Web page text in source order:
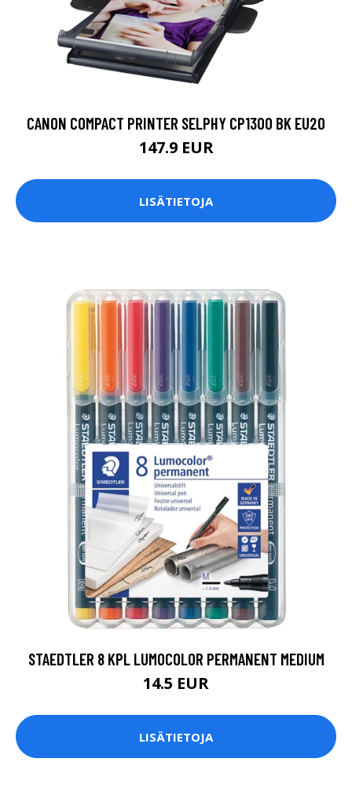
CANON COMPACT PRINTER SELPHY CP1300 BK EU20
147.9 EUR
LISÄTIETOJA
STAEDTLER 8 KPL LUMOCOLOR PERMANENT MEDIUM
14.5 EUR
LISÄTIETOJA